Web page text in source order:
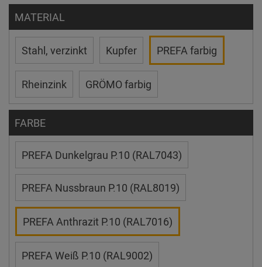
MATERIAL
Stahl, verzinkt Kupfer PREFA farbig
Rheinzink GRÖMO farbig
FARBE
PREFA Dunkelgrau P.10 (RAL7043)
PREFA Nussbraun P.10 (RAL8019)
PREFA Anthrazit P.10 (RAL7016)
PREFA Weiß P.10 (RAL9002)